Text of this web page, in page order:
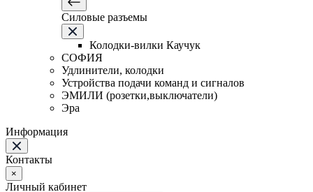
Силовые разъемы
Колодки-вилки Каучук
СОФИЯ
Удлинители, колодки
Устройства подачи команд и сигналов
ЭМИЛИ (розетки,выключатели)
Эра
Информация
Контакты
×
Личный кабинет